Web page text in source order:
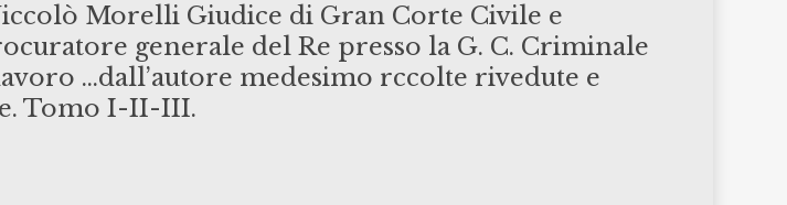
Morelli Giudice di Gran Corte Civile e
generale del Re presso la G. C. Criminale
…dall’autore medesimo rccolte rivedute e
Tomo I-II-III.